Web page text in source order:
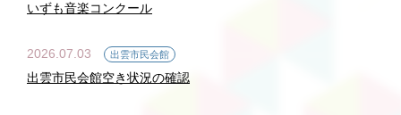
いずも音楽コンクール
2026.07.03 出雲市民会館
出雲市民会館空き状況の確認